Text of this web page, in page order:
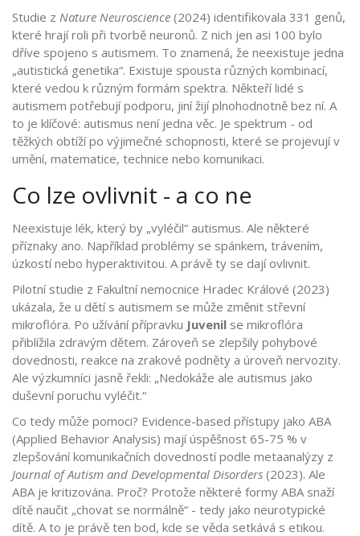
Studie z Nature Neuroscience (2024) identifikovala 331 genů,
které hrají roli při tvorbě neuronů. Z nich jen asi 100 bylo
dříve spojeno s autismem. To znamená, že neexistuje jedna
„autistická genetika“. Existuje spousta různých kombinací,
které vedou k různým formám spektra. Někteří lidé s
autismem potřebují podporu, jiní žijí plnohodnotně bez ní. A
to je klíčové: autismus není jedna věc. Je spektrum - od
těžkých obtíží po výjimečné schopnosti, které se projevují v
umění, matematice, technice nebo komunikaci.
Co lze ovlivnit - a co ne
Neexistuje lék, který by „vyléčil“ autismus. Ale některé
příznaky ano. Například problémy se spánkem, trávením,
úzkostí nebo hyperaktivitou. A právě ty se dají ovlivnit.
Pilotní studie z Fakultní nemocnice Hradec Králové (2023)
ukázala, že u dětí s autismem se může změnit střevní
mikroflóra. Po užívání přípravku Juvenil se mikroflóra
přiblížila zdravým dětem. Zároveň se zlepšily pohybové
dovednosti, reakce na zrakové podněty a úroveň nervozity.
Ale výzkumníci jasně řekli: „Nedokáže ale autismus jako
duševní poruchu vyléčit.“
Co tedy může pomoci? Evidence-based přístupy jako ABA
(Applied Behavior Analysis) mají úspěšnost 65-75 % v
zlepšování komunikačních dovedností podle metaanalýzy z
Journal of Autism and Developmental Disorders (2023). Ale
ABA je kritizována. Proč? Protože některé formy ABA snaží
dítě naučit „chovat se normálně“ - tedy jako neurotypické
dítě. A to je právě ten bod, kde se věda setkává s etikou.